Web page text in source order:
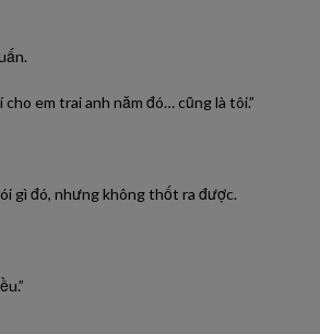
em trai anh năm đó… cũng là tôi.”
gì đó, nhưng không thốt ra được.